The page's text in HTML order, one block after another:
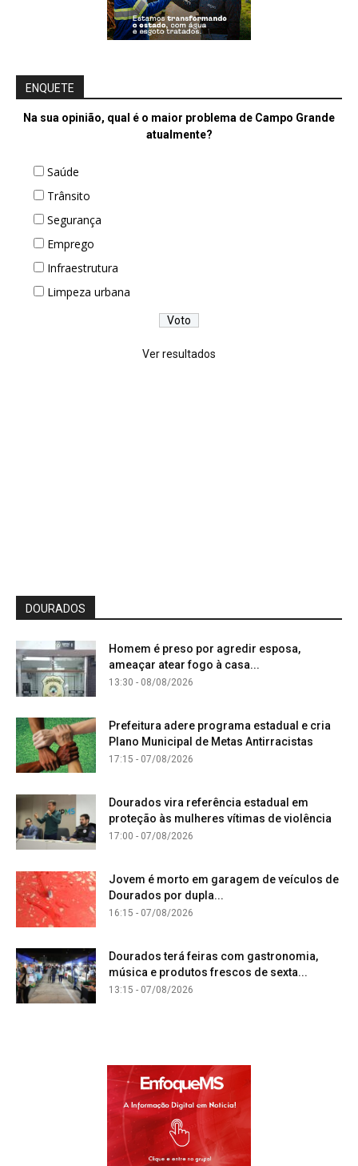
ENQUETE
Na sua opinião, qual é o maior problema de Campo Grande
atualmente?
Saúde
Trânsito
Segurança
Emprego
Infraestrutura
Limpeza urbana
Ver resultados
DOURADOS
Homem é preso por agredir esposa,
ameaçar atear fogo à casa...
13:30 - 08/08/2026
Prefeitura adere programa estadual e cria
Plano Municipal de Metas Antirracistas
17:15 - 07/08/2026
Dourados vira referência estadual em
proteção às mulheres vítimas de violência
17:00 - 07/08/2026
Jovem é morto em garagem de veículos de
Dourados por dupla...
16:15 - 07/08/2026
Dourados terá feiras com gastronomia,
música e produtos frescos de sexta...
13:15 - 07/08/2026